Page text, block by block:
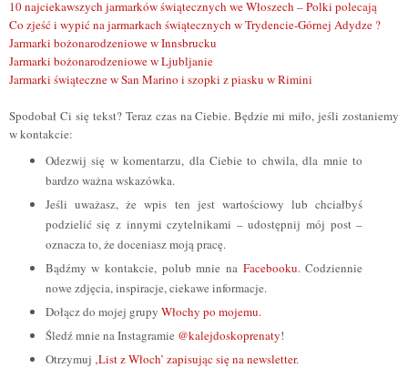
10 najciekawszych jarmarków świątecznych we Włoszech – Polki polecają
Co zjeść i wypić na jarmarkach świątecznych w Trydencie-Górnej Adydze ?
Jarmarki bożonarodzeniowe w Innsbrucku
Jarmarki bożonarodzeniowe w Ljubljanie
Jarmarki świąteczne w San Marino i szopki z piasku w Rimini
Spodobał Ci się tekst? Teraz czas na Ciebie. Będzie mi miło, jeśli zostaniemy
w kontakcie:
Odezwij się w komentarzu, dla Ciebie to chwila, dla mnie to
bardzo ważna wskazówka.
Jeśli uważasz, że wpis ten jest wartościowy lub chciałbyś
podzielić się z innymi czytelnikami – udostępnij mój post –
oznacza to, że doceniasz moją pracę.
Bądźmy w kontakcie, polub mnie na Facebooku. Codziennie
nowe zdjęcia, inspiracje, ciekawe informacje.
Dołącz do mojej grupy Włochy po mojemu.
Śledź mnie na Instagramie @kalejdoskoprenaty!
Otrzymuj ‚List z Włoch’ zapisując się na newsletter.